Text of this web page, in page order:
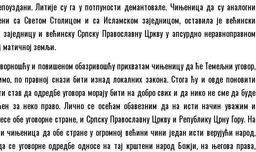
Литије су га у потпуности демантовале. Чињеница да су аналогни
са Светом Столицом и са Исламском заједницом, оставила је већински
и већинску Српску Православну Цркву у апсурдно неравноправном
матичној земљи.
и повишеном обазривошћу прихватам чињеницу да ће Темељни уговор,
по правној снази бити изнад локалних закона. Стога ћу и овде поновити
став да одредбе уговора морају бити на добро свих и да нико не сме да буде
за неко право. Лично се осећам обавезним да на исти начин уважим и
обе уговорне стране, и Српску Православну Цркву и Републику Црну Гору. На
чињеница да обе стране у огромној већини чини један исти верујући народ,
се уговорне одредбе односе на тај крштени народ Божји, на његова права,